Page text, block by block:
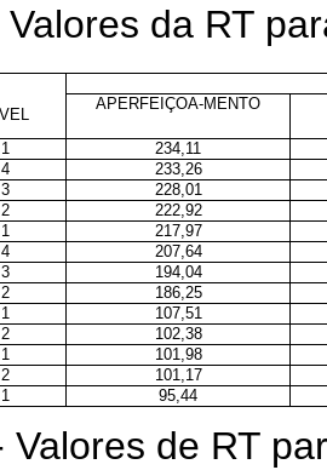
Valores da RT
APERFEIÇOA-MENTO
1
234,11
4
233,26
3
228,01
2
222,92
1
217,97
4
207,64
3
194,04
2
186,25
1
107,51
2
102,38
1
101,98
2
101,17
1
95,44
Valores de RT